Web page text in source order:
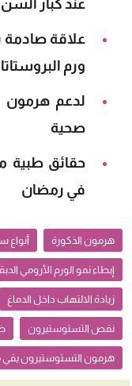
عند كبار السن
علاقة صادمة
ورم البروستاتا
صحية
حقائق طبية
في رمضان
هرمون الذكورة أنواع
إبطاء نمو الورم الأرومي
زيادة الالتهاب داخل الدماغ
نقص التستوستيرون
هرمون التستوستيرون